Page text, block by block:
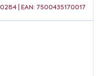
| EAN: 7500435170017